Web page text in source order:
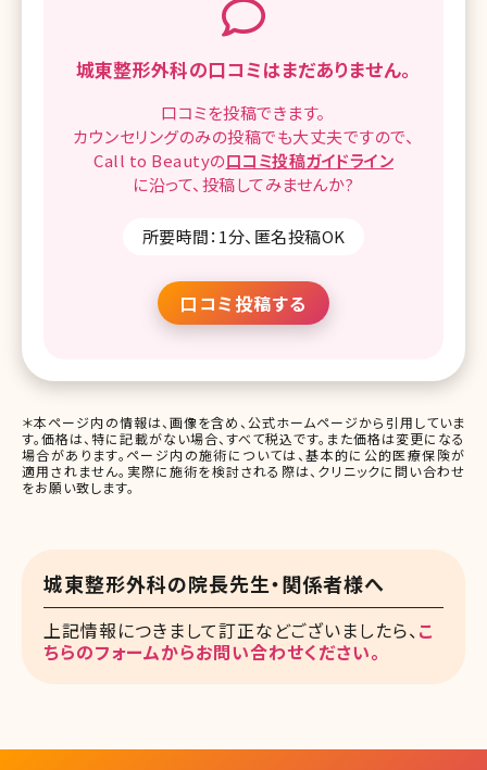
城東整形外科の口コミはまだありません。
口コミを投稿できます。
カウンセリングのみの投稿でも大丈夫ですので、
Call to Beautyの口コミ投稿ガイドライン
に沿って、 投稿してみませんか?
所要時間：1分、匿名投稿OK
口コミ投稿する
＊本ページ内の情報は、画像を含め、公式ホームページから引用していま
す。価格は、特に記載がない場合、すべて税込です。また価格は変更になる
場合があります。ページ内の施術については、基本的に公的医療保険が
適用されません。実際に施術を検討される際は、クリニックに問い合わせ
をお願い致します。
城東整形外科の院長先生・関係者様へ
上記情報につきまして訂正などございましたら、こ
ちらのフォームからお問い合わせください。